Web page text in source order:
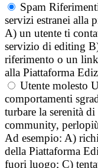
Spam
servizi estranei alla
A) un utente ti
servizio di editing
riferimento o un
alla Piattaforma
Utente molesto
comportamenti
turbare la serenità
community,
Ad esempio: A)
della Piattaforma
fuori luogo; C)